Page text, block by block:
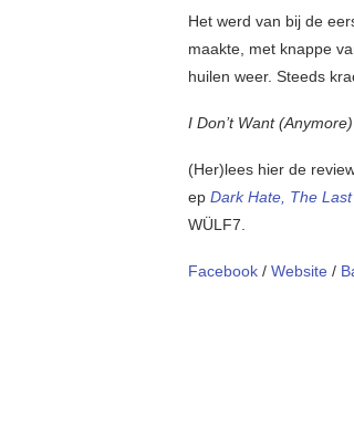
Het werd van bij de
maakte, met knappe
huilen weer. Steeds
I Don’t Want (Anymore)
(Her)lees hier de
ep Dark Hate, The
WÜLF7.
Facebook / Website /